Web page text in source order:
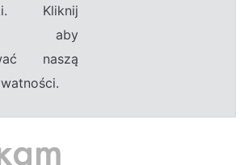
Kliknij
aby
naszą